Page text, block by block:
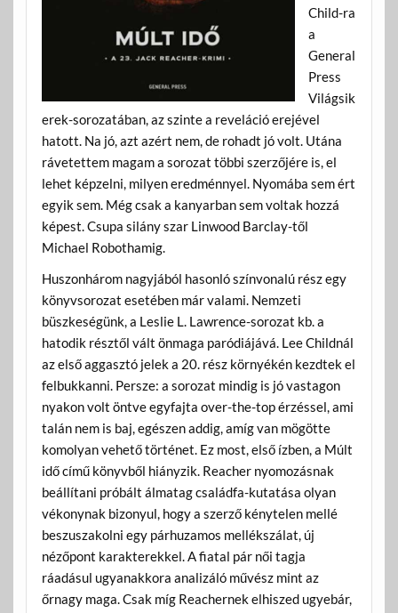
Child-ra
a
General
Press
Világsik
erek-sorozatában, az szinte a reveláció erejével
hatott. Na jó, azt azért nem, de rohadt jó volt. Utána
rávetettem magam a sorozat többi szerzőjére is, el
lehet képzelni, milyen eredménnyel. Nyomába sem ért
egyik sem. Még csak a kanyarban sem voltak hozzá
képest. Csupa silány szar Linwood Barclay-től
Michael Robothamig.
Huszonhárom nagyjából hasonló színvonalú rész egy
könyvsorozat esetében már valami. Nemzeti
büszkeségünk, a Leslie L. Lawrence-sorozat kb. a
hatodik résztől vált önmaga paródiájává. Lee Childnál
az első aggasztó jelek a 20. rész környékén kezdtek el
felbukkanni. Persze: a sorozat mindig is jó vastagon
nyakon volt öntve egyfajta over-the-top érzéssel, ami
talán nem is baj, egészen addig, amíg van mögötte
komolyan vehető történet. Ez most, első ízben, a Múlt
idő című könyvből hiányzik. Reacher nyomozásnak
beállítani próbált álmatag családfa-kutatása olyan
vékonynak bizonyul, hogy a szerző kénytelen mellé
beszuszakolni egy párhuzamos mellékszálat, új
nézőpont karakterekkel. A fiatal pár női tagja
ráadásul ugyanakkora analizáló művész mint az
őrnagy maga. Csak míg Reachernek elhiszed ugyebár,